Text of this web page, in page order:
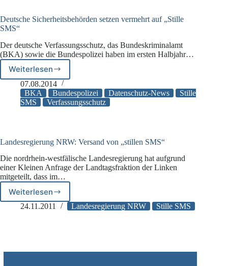
Deutsche Sicherheitsbehörden setzen vermehrt auf „Stille
SMS“
Der deutsche Verfassungsschutz, das Bundeskriminalamt
(BKA) sowie die Bundespolizei haben im ersten Halbjahr…
Weiterlesen
Deutsche
Sicherheitsbehörden
setzen
vermehrt
07.08.2014
BKA
Bundespolizei Datenschutz-News
Stille
SMS
Verfassungsschutz
Landesregierung NRW: Versand von „stillen SMS“
Die nordrhein-westfälische Landesregierung hat aufgrund
einer Kleinen Anfrage der Landtagsfraktion der Linken
mitgeteilt, dass im…
WeiterlesenLandesregierung
NRW:
24.11.2011 Landesregierung NRW Stille SMS